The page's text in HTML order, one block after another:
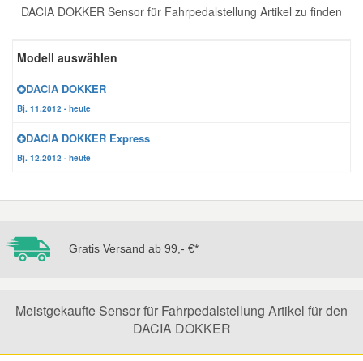
DACIA DOKKER Sensor für Fahrpedalstellung Artikel zu finden
Modell auswählen
DACIA DOKKER
Bj. 11.2012 - heute
DACIA DOKKER Express
Bj. 12.2012 - heute
Gratis Versand ab 99,- €*
Meistgekaufte Sensor für Fahrpedalstellung Artikel für den
DACIA DOKKER
Winter-Autozubehör
Jeep Ersatzteile
Kia Ersatzteile
Lancia Ersatzteile